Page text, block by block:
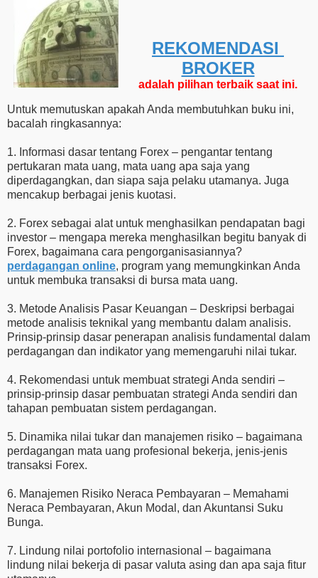
REKOMENDASI ​​
BROKER
adalah pilihan terbaik saat ini.
Untuk memutuskan apakah Anda membutuhkan buku ini,
bacalah ringkasannya:
1. Informasi dasar tentang Forex – pengantar tentang
pertukaran mata uang, mata uang apa saja yang
diperdagangkan, dan siapa saja pelaku utamanya. Juga
mencakup berbagai jenis kuotasi.
2. Forex sebagai alat untuk menghasilkan pendapatan bagi
investor – mengapa mereka menghasilkan begitu banyak di
Forex, bagaimana cara pengorganisasiannya?
perdagangan online, program yang memungkinkan Anda
untuk membuka transaksi di bursa mata uang.
3. Metode Analisis Pasar Keuangan – Deskripsi berbagai
metode analisis teknikal yang membantu dalam analisis.
Prinsip-prinsip dasar penerapan analisis fundamental dalam
perdagangan dan indikator yang memengaruhi nilai tukar.
4. Rekomendasi untuk membuat strategi Anda sendiri –
prinsip-prinsip dasar pembuatan strategi Anda sendiri dan
tahapan pembuatan sistem perdagangan.
5. Dinamika nilai tukar dan manajemen risiko – bagaimana
perdagangan mata uang profesional bekerja, jenis-jenis
transaksi Forex.
6. Manajemen Risiko Neraca Pembayaran – Memahami
Neraca Pembayaran, Akun Modal, dan Akuntansi Suku
Bunga.
7. Lindung nilai portofolio internasional – bagaimana
lindung nilai bekerja di pasar valuta asing dan apa saja fitur